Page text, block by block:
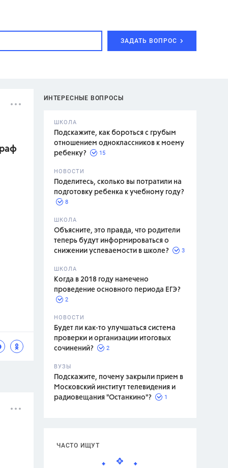
ЗАДАТЬ ВОПРОС
ИНТЕРЕСНЫЕ ВОПРОСЫ
ШКОЛА
Подскажите, как бороться с грубым
отношением одноклассников к моему
ребенку?
15
НОВОСТИ
Поделитесь, сколько вы потратили на
подготовку ребенка к учебному году?
8
ШКОЛА
Объясните, это правда, что родители
теперь будут информироваться о
снижении успеваемости в школе?
3
ШКОЛА
Когда в 2018 году намечено
проведение основного периода ЕГЭ?
2
НОВОСТИ
Будет ли как-то улучшаться система
проверки и организации итоговых
сочинений?
2
ВУЗЫ
Подскажите, почему закрыли прием в
Московский институт телевидения и
радиовещания "Останкино"?
1
ЧАСТО ИЩУТ